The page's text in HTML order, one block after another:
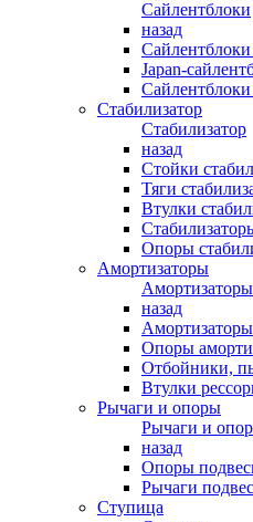
Сайлентблоки
назад
Japan-
Сайлентблоки
Стабилизатор
Стабилизатор
назад
Стойки
Тяги
Втулки
Опоры
Амортизаторы
Амортизаторы
назад
Амортизаторы
Опоры
Отбойники,
Втулки
Рычаги и опоры
Рычаги и
назад
Опоры
Рычаги
Ступица